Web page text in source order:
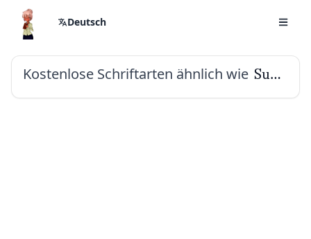
Deutsch
Kostenlose Schriftarten ähnlich wie Sumana